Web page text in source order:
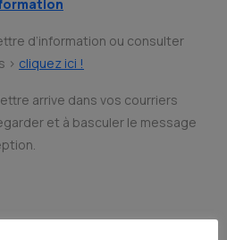
d’information ou consulter
> cliquez ici !
arrive dans vos courriers
et à basculer le message